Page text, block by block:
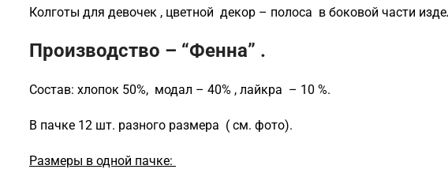
Колготы для девочек , цветной декор – полоса в боковой части
Производство – “Фенна” .
Состав: хлопок 50%, модал – 40% , лайкра – 10 %.
В пачке 12 шт. разного размера ( см. фото).
Размеры в одной пачке: